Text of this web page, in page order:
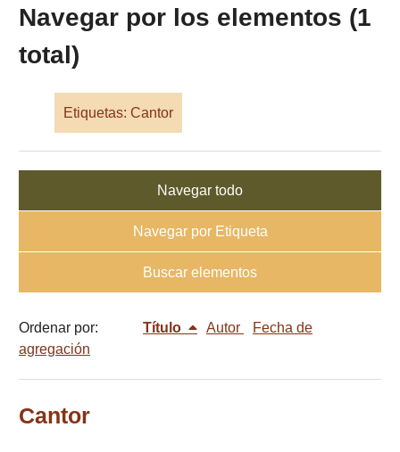
Navegar por los elementos (1
total)
Etiquetas: Cantor
Navegar todo
Navegar por Etiqueta
Buscar elementos
Ordenar por: Título Autor
Fecha de
agregación
Cantor